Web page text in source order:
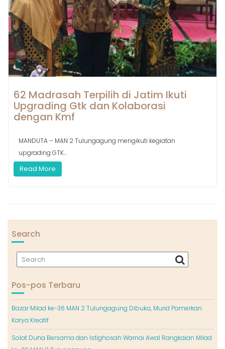
62 Madrasah Terpilih di Jatim Ikuti
Upgrading Gtk dan Kolaborasi
dengan Kmf
MANDUTA – MAN 2 Tulungagung mengikuti kegiatan
upgrading GTK...
Read More
Search
Pos-pos Terbaru
Bazar Milad ke-36 MAN 2 Tulungagung Dibuka, Murid Pamerkan
Karya Kreatif
Solat Duha Bersama dan Istighosah Warnai Awal Rangkaian Milad